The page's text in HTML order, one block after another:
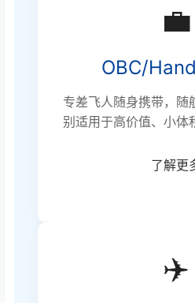
💼
OBC/
专差飞人随身携带，随
别适用于高价值、小体
了解更
✈️